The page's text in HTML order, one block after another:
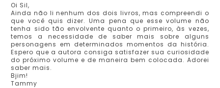
Oi Sil,
Ainda não li nenhum dos dois livros, mas compreendi o
que você quis dizer. Uma pena que esse volume não
tenha sido tão envolvente quanto o primeiro, às vezes,
temos a necessidade de saber mais sobre alguns
personagens em determinados momentos da história.
Espero que a autora consiga satisfazer sua curiosidade
do próximo volume e de maneira bem colocada. Adorei
saber mais.
Bjim!
Tammy